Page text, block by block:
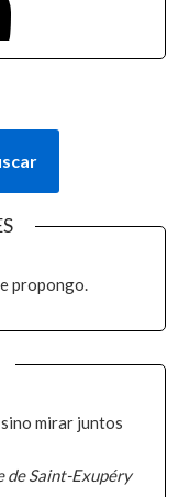
propongo.
mirar juntos
de Saint-Exupéry